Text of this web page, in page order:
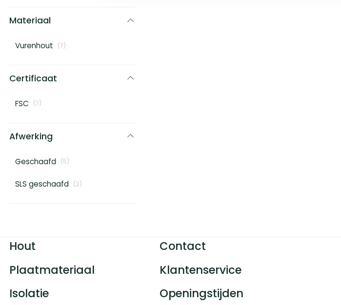
Materiaal
Vurenhout (7)
Certificaat
FSC (7)
Afwerking
Geschaafd (5)
SLS geschaafd (2)
Hout
Plaatmateriaal
Isolatie
Contact
Klantenservice
Openingstijden